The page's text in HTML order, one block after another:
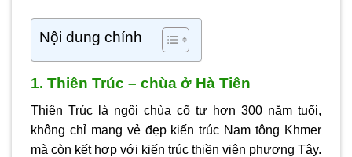
Nội dung chính
1. Thiên Trúc – chùa ở Hà Tiên
Thiên Trúc là ngôi chùa cổ tự hơn 300 năm tuổi,
không chỉ mang vẻ đẹp kiến trúc Nam tông Khmer
mà còn kết hợp với kiến trúc thiền viên phương Tây.